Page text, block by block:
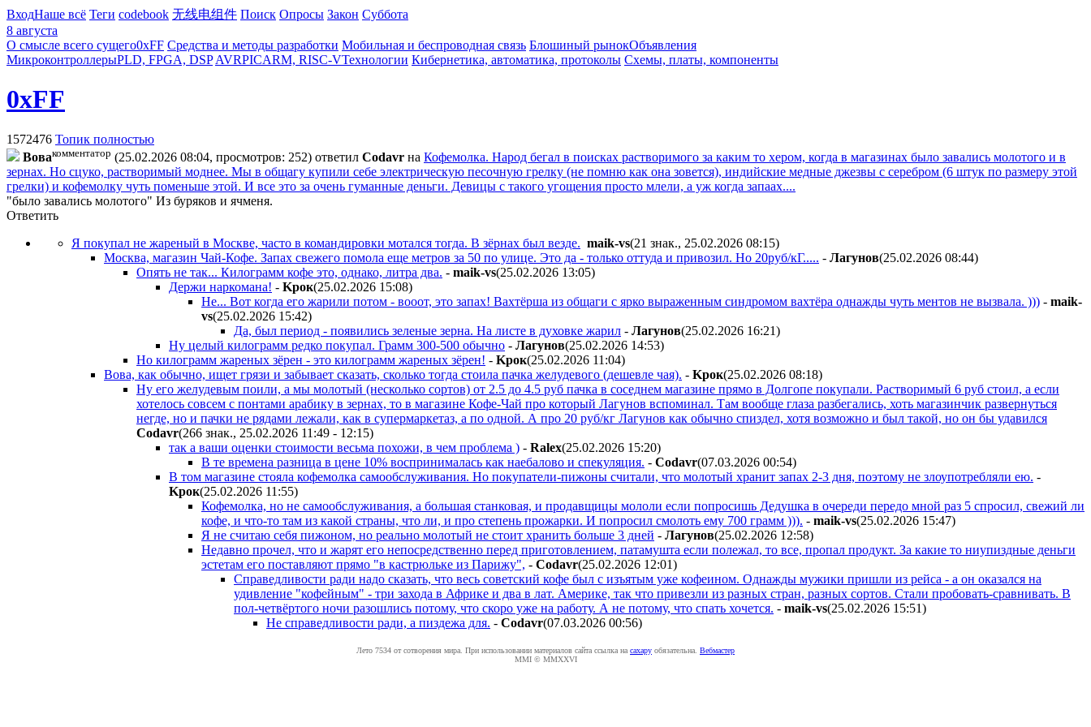
ВходНаше всё Теги codebook 无线电组件 Поиск Опросы Закон Суббота
8 августа
О смысле всего сущего0xFF Средства и методы разработки Мобильная и беспроводная связь Блошиный рынокОбъявления
МикроконтроллерыPLD, FPGA, DSP AVRPICARM, RISC-VТехнологии Кибернетика, автоматика, протоколы Схемы, платы, компоненты
0xFF
1572476 Топик полностью
Boвaкомментатор (25.02.2026 08:04, просмотров: 252) ответил Codavr на Кофемолка. Народ бегал в поисках растворимого за каким то хером, когда в магазинах было завались молотого и в
зернах. Но сцуко, растворимый моднее. Мы в общагу купили себе электрическую песочную грелку (не помню как она зовется), индийские медные джезвы с серебром (6 штук по размеру этой
грелки) и кофемолку чуть поменьше этой. И все это за очень гуманные деньги. Девицы с такого угощения просто млели, а уж когда запаах....
"было завались молотого" Из буряков и ячменя.
Ответить
Я покупал не жареный в Москве, часто в командировки мотался тогда. В зёрнах был везде. maik-vs(21 знак., 25.02.2026 08:15)
Москва, магазин Чай-Кофе. Запах свежего помола еще метров за 50 по улице. Это да - только оттуда и привозил. Но 20руб/кГ..... - Лaгyнoв(25.02.2026 08:44)
Опять не так... Килограмм кофе это, однако, литра два. - maik-vs(25.02.2026 13:05)
Держи наркомана! - Kpoк(25.02.2026 15:08)
Не... Вот когда его жарили потом - вооот, это запах! Вахтёрша из общаги с ярко выраженным синдромом вахтёра однажды чуть ментов не вызвала. ))) - maik-
vs(25.02.2026 15:42)
Да, был период - появились зеленые зерна. На листе в духовке жарил - Лaгyнoв(25.02.2026 16:21)
Ну целый килограмм редко покупал. Грамм 300-500 обычно - Лaгyнoв(25.02.2026 14:53)
Но килограмм жареных зёрен - это килограмм жареных зёрен! - Kpoк(25.02.2026 11:04)
Вова, как обычно, ищет грязи и забывает сказать, сколько тогда стоила пачка желудевого (дешевле чая). - Kpoк(25.02.2026 08:18)
Ну его желудевым поили, а мы молотый (несколько сортов) от 2.5 до 4.5 руб пачка в соседнем магазине прямо в Долгопе покупали. Растворимый 6 руб стоил, а если
хотелось совсем с понтами арабику в зернах, то в магазине Кофе-Чай про который Лагунов вспоминал. Там вообще глаза разбегались, хоть магазинчик развернуться
негде, но и пачки не рядами лежали, как в супермаркетаз, а по одной. А про 20 руб/кг Лагунов как обычно спиздел, хотя возможно и был такой, но он бы удавился
Codavr(266 знак., 25.02.2026 11:49 - 12:15)
так а ваши оценки стоимости весьма похожи, в чем проблема ) - Ralex(25.02.2026 15:20)
В те времена разница в цене 10% воспринималась как наебалово и спекуляция. - Codavr(07.03.2026 00:54)
В том магазине стояла кофемолка самообслуживания. Но покупатели-пижоны считали, что молотый хранит запах 2-3 дня, поэтому не злоупотребляли ею. -
Kpoк(25.02.2026 11:55)
Кофемолка, но не самообслуживания, а большая станковая, и продавщицы мололи если попросишь Дедушка в очереди передо мной раз 5 спросил, свежий ли
кофе, и что-то там из какой страны, что ли, и про степень прожарки. И попросил смолоть ему 700 грамм ))). - maik-vs(25.02.2026 15:47)
Я не считаю себя пижоном, но реально молотый не стоит хранить больше 3 дней - Лaгyнoв(25.02.2026 12:58)
Недавно прочел, что и жарят его непосредственно перед приготовлением, патамушта если полежал, то все, пропал продукт. За какие то ниупиздные деньги
эстетам его поставляют прямо "в кастрюльке из Парижу", - Codavr(25.02.2026 12:01)
Справедливости ради надо сказать, что весь советский кофе был с изъятым уже кофеином. Однажды мужики пришли из рейса - а он оказался на
удивление "кофейным" - три захода в Африке и два в лат. Америке, так что привезли из разных стран, разных сортов. Стали пробовать-сравнивать. В
пол-четвёртого ночи разошлись потому, что скоро уже на работу. А не потому, что спать хочется. - maik-vs(25.02.2026 15:51)
Не справедливости ради, а пиздежа для. - Codavr(07.03.2026 00:56)
Лето 7534 от сотворения мира. При использовании материалов сайта ссылка на caxapу обязательна. Вебмастер
MMI © MMXXVI